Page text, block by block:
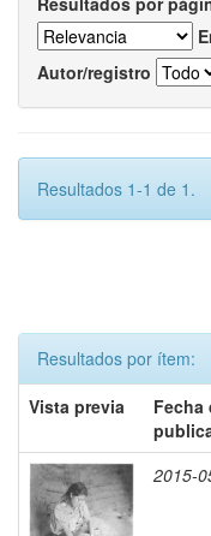
Autor/registro
Resultados 1-1 de 1.
Resultados por ítem:
Vista previa
Fecha
2015-